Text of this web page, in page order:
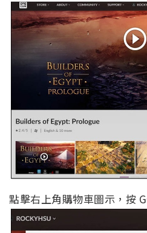
點擊右上角購物車圖示，按